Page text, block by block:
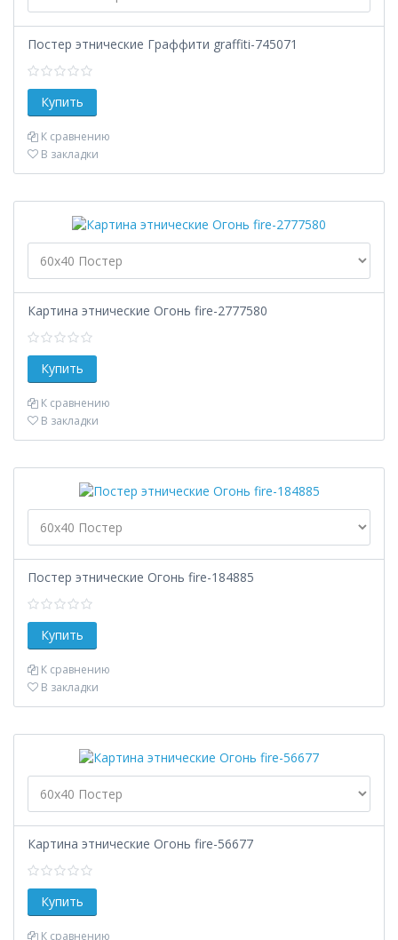
Постер этнические Граффити graffiti-745071
К сравнению
В закладки
Картина этнические Огонь fire-2777580
К сравнению
В закладки
Постер этнические Огонь fire-184885
К сравнению
В закладки
Картина этнические Огонь fire-56677
К сравнению